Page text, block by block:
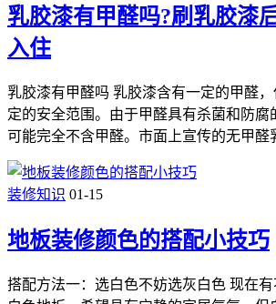
乳胶漆有甲醛吗?刷乳胶漆
入住
乳胶漆有甲醛吗 乳胶漆含有一定的甲醛
定的安全范围。由于甲醛具有杀菌和防腐
可能完全不含甲醛。市面上宣传的无甲
装修知识 01-15
地板装修颜色的搭配小技巧
搭配方法一：选白色不妨选灰白色 现在